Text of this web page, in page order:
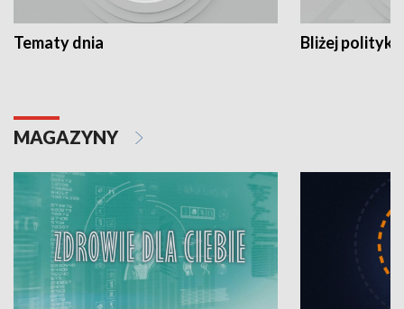
Tematy dnia Bliżej polityki
MAGAZYNY